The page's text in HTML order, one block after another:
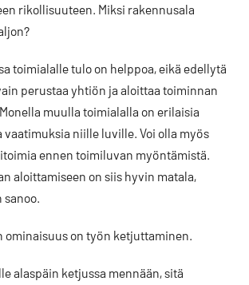
rikollisuuteen. Miksi rakennusala
toimialalle tulo on helppoa, eikä edellytä
perustaa yhtiön ja aloittaa toiminnan
muulla toimialalla on erilaisia
niille luville. Voi olla myös
ennen toimiluvan myöntämistä.
aloittamiseen on siis hyvin matala,
ominaisuus on työn ketjuttaminen.
alaspäin ketjussa mennään, sitä